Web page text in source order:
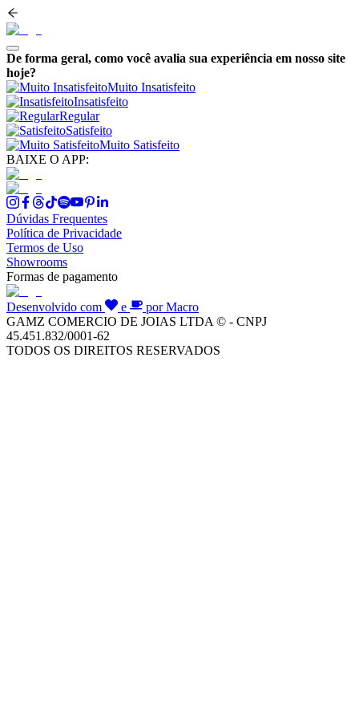
De forma geral, como você avalia sua experiência em nosso site
hoje?
Muito Insatisfeito
Insatisfeito
Regular
Satisfeito
Muito Satisfeito
BAIXE O APP:
Dúvidas Frequentes
Política de Privacidade
Termos de Uso
Showrooms
Formas de pagamento
Desenvolvido com e
por Macro
GAMZ COMERCIO DE JOIAS LTDA © - CNPJ
45.451.832/0001-62
TODOS OS DIREITOS RESERVADOS